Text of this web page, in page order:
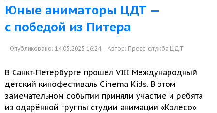
Юные аниматоры ЦДТ —
с победой из Питера
Опубликовано: 14.05.2025 16:24 Автор: Пресс-служба ЦДТ
В Санкт-Петербурге прошёл VIII Международный
детский кинофестиваль Cinema Kids. В этом
замечательном событии приняли участие и ребята
из одарённой группы студии анимации «Колесо»